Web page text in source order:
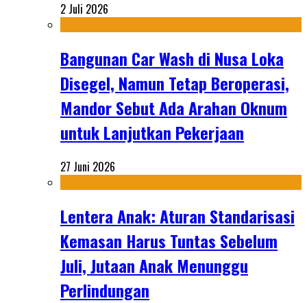
2 Juli 2026
Bangunan Car Wash di Nusa Loka
Disegel, Namun Tetap Beroperasi,
Mandor Sebut Ada Arahan Oknum
untuk Lanjutkan Pekerjaan
27 Juni 2026
Lentera Anak: Aturan Standarisasi
Kemasan Harus Tuntas Sebelum
Juli, Jutaan Anak Menunggu
Perlindungan